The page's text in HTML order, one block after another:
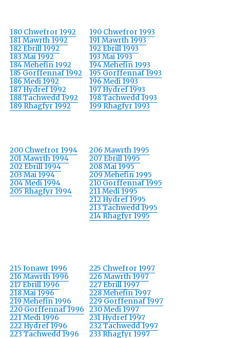
180 Chwefror 1992
181 Mawrth 1992
182 Ebrill 1992
183 Mai 1992
184 Mehefin 1992
185 Gorffennaf 1992
186 Medi 1992
187 Hydref 1992
188 Tachwedd 1992
189 Rhagfyr 1992
190 Chwefror 1993
191 Mawrth 1993
192 Ebrill 1993
193 Mai 1993
194 Mehefin 1993
195 Gorffennaf 1993
196 Medi 1993
197 Hydref 1993
198 Tachwedd 1993
199 Rhagfyr 1993
200 Chwefror 1994
201 Mawrth 1994
202 Ebrill 1994
203 Mai 1994
204 Medi 1994
205 Rhagfyr 1994
206 Mawrth 1995
207 Ebrill 1995
208 Mai 1995
209 Mehefin 1995
210 Gorffennaf 1995
211 Medi 1995
212 Hydref 1995
213 Tachwedd 1995
214 Rhagfyr 1995
215 Ionawr 1996
216 Mawrth 1996
217 Ebrill 1996
218 Mai 1996
219 Mehefin 1996
220 Gorffennaf 1996
221 Medi 1996
222 Hydref 1996
223 Tachwedd 1996
225 Chwefror 1997
226 Mawrth 1997
227 Ebrill 1997
228 Mehefin 1997
229 Gorffennaf 1997
230 Medi 1997
231 Hydref 1997
232 Tachwedd 1997
233 Rhagfyr 1997